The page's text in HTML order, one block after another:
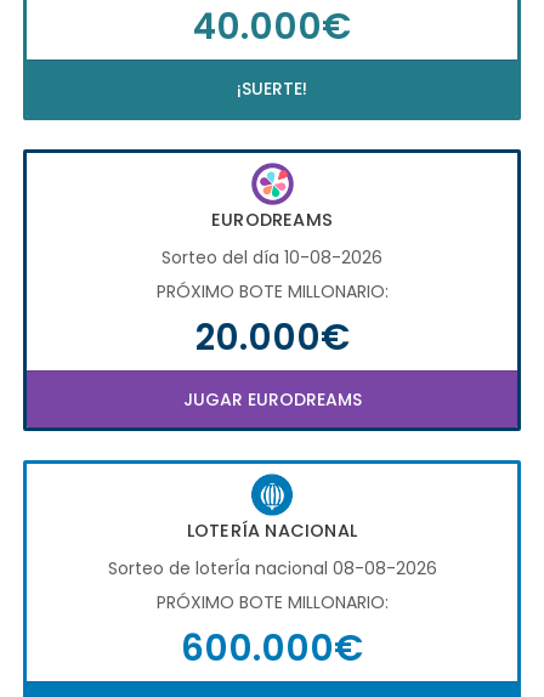
40.000€
¡SUERTE!
EURODREAMS
Sorteo del día 10-08-2026
PRÓXIMO BOTE MILLONARIO:
20.000€
JUGAR EURODREAMS
LOTERÍA NACIONAL
Sorteo de loterÍa nacional 08-08-2026
PRÓXIMO BOTE MILLONARIO:
600.000€